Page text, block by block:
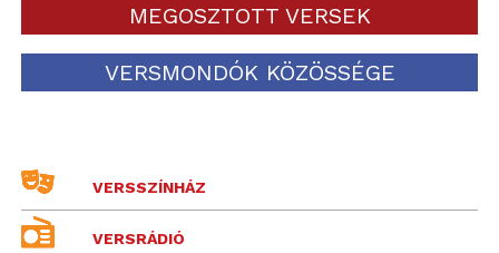
MEGOSZTOTT VERSEK
VERSMONDÓK KÖZÖSSÉGE
VERSSZÍNHÁZ
VERSRÁDIÓ